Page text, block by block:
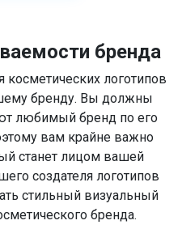
бренда
косметических логотипов
бренду. Вы должны
любимый бренд по его
вам крайне важно
станет лицом вашей
создателя логотипов
стильный визуальный
бренда.